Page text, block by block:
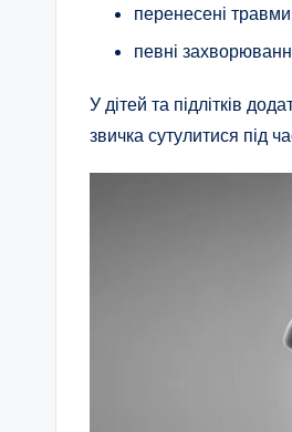
перенесені
певні
У дітей та підлітків
звичка сутулитися під